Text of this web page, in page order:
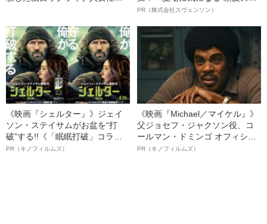
オイ”や“ベタつき”を解消す
ト”が生み出した徹底ケアとは
PR（株式会社スヴェンソン）
《映画『シェルター』》ジェイ
ソン・ステイサムがお盆を“打
破”する!!《「眠眠打破」コラ
ボ》
PR（キノフィルムズ）
《映画『Michael／マイケル』》
父ジョセフ・ジャクソン役、コ
ールマン・ドミンゴ オフィシャ
ルインタビュー“観客を魅了した
PR（キノフィルムズ）